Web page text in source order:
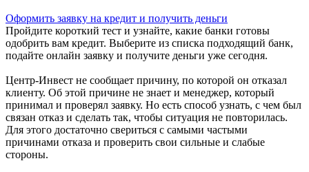
Оформить заявку на кредит и получить деньги
Пройдите короткий тест и узнайте, какие банки готовы
одобрить вам кредит. Выберите из списка подходящий банк,
подайте онлайн заявку и получите деньги уже сегодня.
Центр-Инвест не сообщает причину, по которой он отказал
клиенту. Об этой причине не знает и менеджер, который
принимал и проверял заявку. Но есть способ узнать, с чем был
связан отказ и сделать так, чтобы ситуация не повторилась.
Для этого достаточно свериться с самыми частыми
причинами отказа и проверить свои сильные и слабые
стороны.